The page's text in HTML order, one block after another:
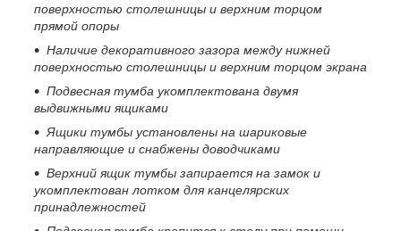
поверхностью столешницы и верхним торцом
прямой опоры
Наличие декоративного зазора между нижней
поверхностью столешницы и верхним торцом экрана
Подвесная тумба укомплектована двумя
выдвижными ящиками
Ящики тумбы установлены на шариковые
направляющие и снабжены доводчиками
Верхний ящик тумбы запирается на замок и
укомплектован лотком для канцелярских
принадлежностей